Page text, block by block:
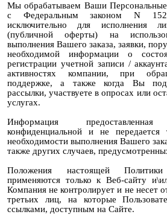
Мы обрабатываем Ваши Персональные
с Федеральным законом N
исключительно для исполнения
(публичной оферты) на
выполнения Вашего заказа, заявки,
необходимой информации о
регистрации учетной записи /
активностях компании, при
поддержке, а также когда Вы
рассылки, участвуете в опросах или
услугах.
Информация
конфиденциальной и не
необходимости выполнения Вашего
также других случаев,
Положения настоящей Политики
применяются только к Веб-сайту
Компания не контролирует и не несет
третьих лиц, на которые
ссылками, доступным на Сайте.